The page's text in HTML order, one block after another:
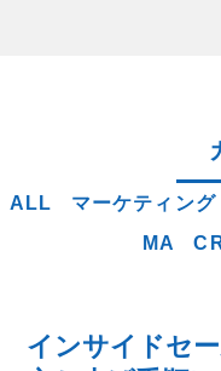
ALL マーケティング
MA
インサイドセ